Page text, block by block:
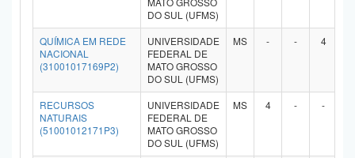
DO SUL (UFMS)
QUÍMICA EM REDE
NACIONAL
(31001017169P2)
UNIVERSIDADE
FEDERAL DE
MATO GROSSO
DO SUL (UFMS)
MS - - 4
RECURSOS
NATURAIS
(51001012171P3)
UNIVERSIDADE
FEDERAL DE
MATO GROSSO
DO SUL (UFMS)
MS 4 - -